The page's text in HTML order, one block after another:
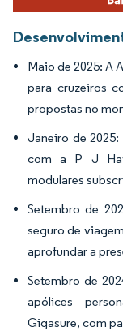
Maio de 2025: A
para cruzeiros
propostas no
Janeiro de 2025:
com a P J
modulares
Setembro de
seguro de
aprofundar a
Setembro de
apólices
Gigasure, com